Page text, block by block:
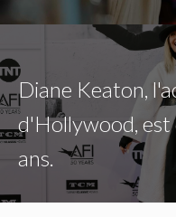
Diane Keaton,
d'Hollywood, est
ans.